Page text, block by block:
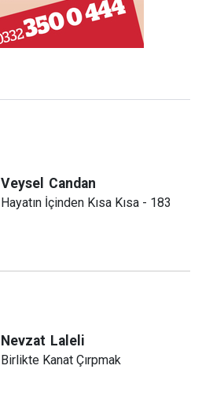
Veysel Candan
Hayatın İçinden Kısa Kısa - 183
Nevzat Laleli
Birlikte Kanat Çırpmak